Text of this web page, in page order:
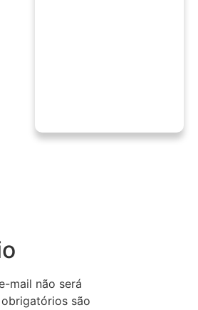
mail não será
são